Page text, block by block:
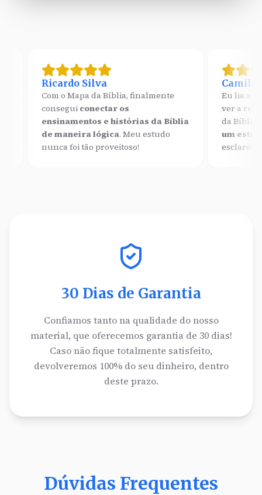
Ricardo Silva
Com o Mapa da Bíblia, finalmente
conseguiconectar os
ensinamentos e histórias da Bíblia
de maneira lógica. Meu estudo
nunca foi tão proveitoso!
Camila
Eu lia a Bíblia,
ver a relação
da Bíbliaabriu
um estudo
esclarecedor.
30 Dias de Garantia
Confiamos tanto na qualidade do nosso
material, que oferecemos garantia de 30 dias!
Caso não fique totalmente satisfeito,
devolveremos 100% do seu dinheiro, dentro
deste prazo.
Dúvidas Frequentes